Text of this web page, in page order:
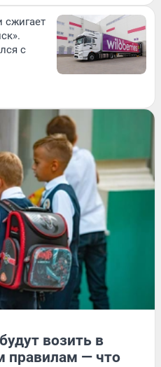
сжигает
с
возить в
правилам — что